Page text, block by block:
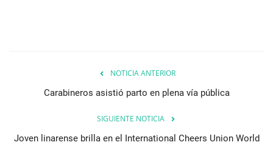
NOTICIA ANTERIOR
Carabineros asistió parto en plena vía pública
SIGUIENTE NOTICIA
Joven linarense brilla en el International Cheers Union World